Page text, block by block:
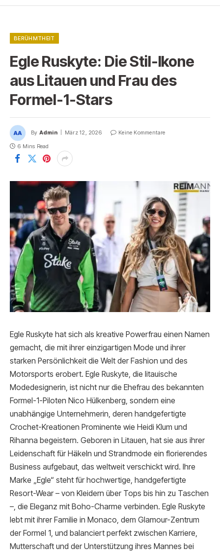
BERÜHMTHEIT
Egle Ruskyte: Die Stil-Ikone
aus Litauen und Frau des
Formel-1-Stars
By Admin März 12, 2026
Keine Kommentare
6 Mins Read
Egle Ruskyte hat sich als kreative Powerfrau einen Namen
gemacht, die mit ihrer einzigartigen Mode und ihrer
starken Persönlichkeit die Welt der Fashion und des
Motorsports erobert. Egle Ruskyte, die litauische
Modedesignerin, ist nicht nur die Ehefrau des bekannten
Formel-1-Piloten Nico Hülkenberg, sondern eine
unabhängige Unternehmerin, deren handgefertigte
Crochet-Kreationen Prominente wie Heidi Klum und
Rihanna begeistern. Geboren in Litauen, hat sie aus ihrer
Leidenschaft für Häkeln und Strandmode ein florierendes
Business aufgebaut, das weltweit verschickt wird. Ihre
Marke „Egle“ steht für hochwertige, handgefertigte
Resort-Wear – von Kleidern über Tops bis hin zu Taschen
–, die Eleganz mit Boho-Charme verbinden. Egle Ruskyte
lebt mit ihrer Familie in Monaco, dem Glamour-Zentrum
der Formel 1, und balanciert perfekt zwischen Karriere,
Mutterschaft und der Unterstützung ihres Mannes bei